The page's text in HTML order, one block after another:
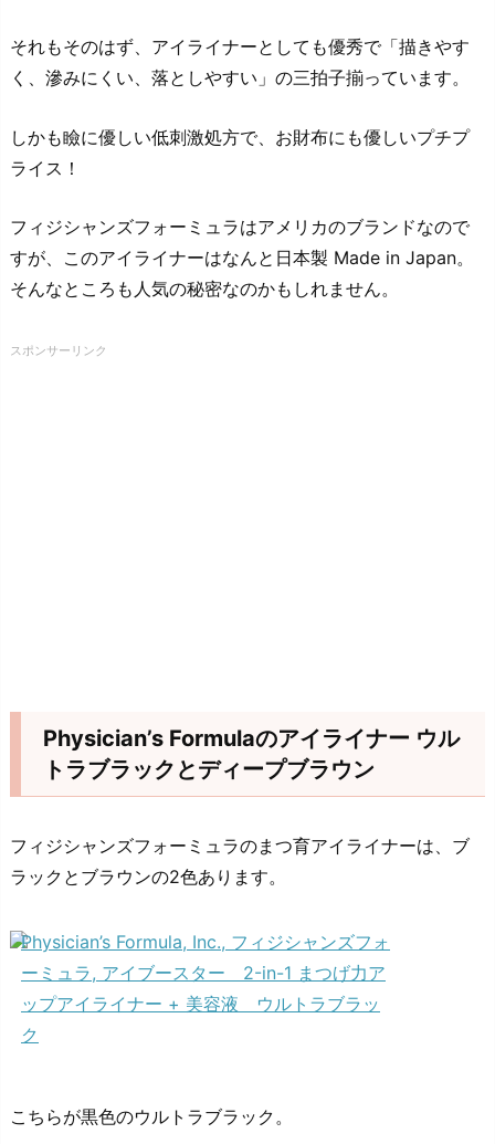
それもそのはず、アイライナーとしても優秀で「描きやす
く、滲みにくい、落としやすい」の三拍子揃っています。
しかも瞼に優しい低刺激処方で、お財布にも優しいプチプ
ライス！
フィジシャンズフォーミュラはアメリカのブランドなので
すが、このアイライナーはなんと日本製 Made in Japan。
そんなところも人気の秘密なのかもしれません。
スポンサーリンク
Physician’s Formulaのアイライナー ウル
トラブラックとディープブラウン
フィジシャンズフォーミュラのまつ育アイライナーは、ブ
ラックとブラウンの2色あります。
Physician’s Formula, Inc., フィジシャンズフォ
ーミュラ, アイブースター 2-in-1 まつげ力ア
ップアイライナー + 美容液 ウルトラブラッ
ク
こちらが黒色のウルトラブラック。